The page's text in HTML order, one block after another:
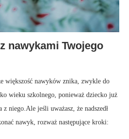
nawykami Twojego
większość nawyków znika, zwykle do
wieku szkolnego, ponieważ dziecko już
niego.Ale jeśli uważasz, że nadszedł
nawyk, rozważ następujące kroki: